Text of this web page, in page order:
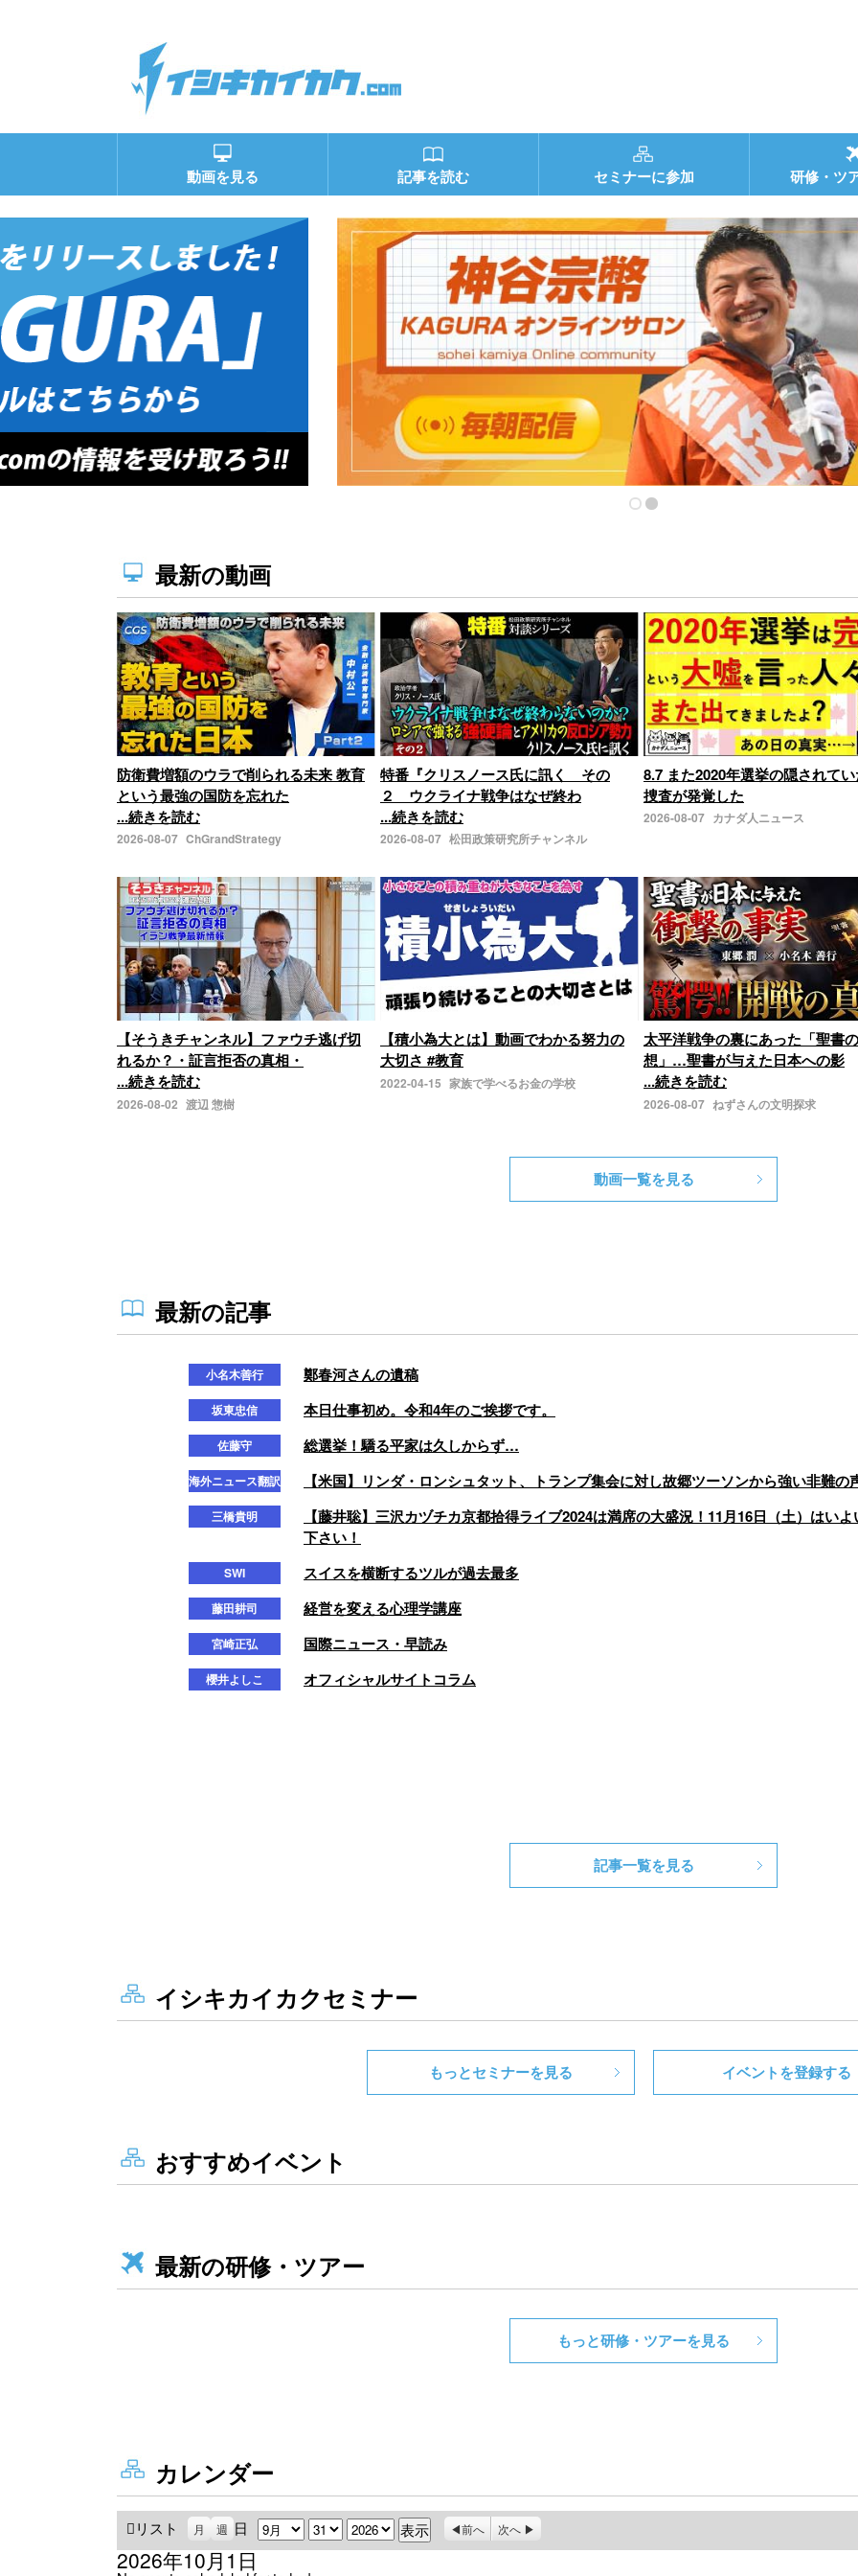
動画を見る 記事を読む セミナーに参加 研修・ツ
最新の動画
防衛費増額のウラで削られる未来 教育
という最強の国防を忘れた
...続きを読む
2026-08-07 ChGrandStrategy
特番『クリスノース氏に訊く その
２ ウクライナ戦争はなぜ終わ
...続きを読む
2026-08-07 松田政策研究所チャンネル
8.7 また2020年選挙の隠されて
捜査が発覚した
2026-08-07 カナダ人ニュース
【そうきチャンネル】ファウチ逃げ切
れるか？・証言拒否の真相・
...続きを読む
2026-08-02 渡辺 惣樹
【積小為大とは】動画でわかる努力の
大切さ #教育
2022-04-15 家族で学べるお金の学校
太平洋戦争の裏にあった「聖書
想」…聖書が与えた日本への影
...続きを読む
2026-08-07 ねずさんの文明探求
動画一覧を見る
最新の記事
記事一覧を見る
イシキカイカクセミナー
もっとセミナーを見る イベントを登録する
おすすめイベント
最新の研修・ツアー
もっと研修・ツアーを見る
カレンダー
リスト
示
月 週 日 月 日 年 前へ 次へ
2026年10月1日